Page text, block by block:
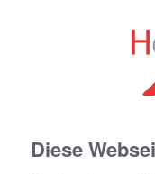
Diese